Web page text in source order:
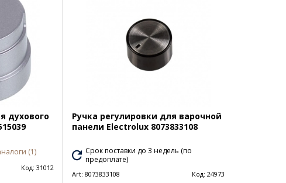
духового
(1)
Код: 31012
Ручка регулировки для варочной
панели Electrolux 8073833108
Срок поставки до 3 недель (по
предоплате)
Art: 8073833108 Код: 24973